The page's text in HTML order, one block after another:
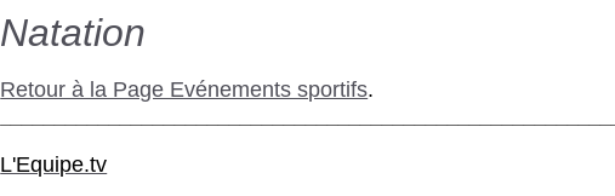
Natation
Retour à la Page Evénements sportifs.
L'Equipe.tv